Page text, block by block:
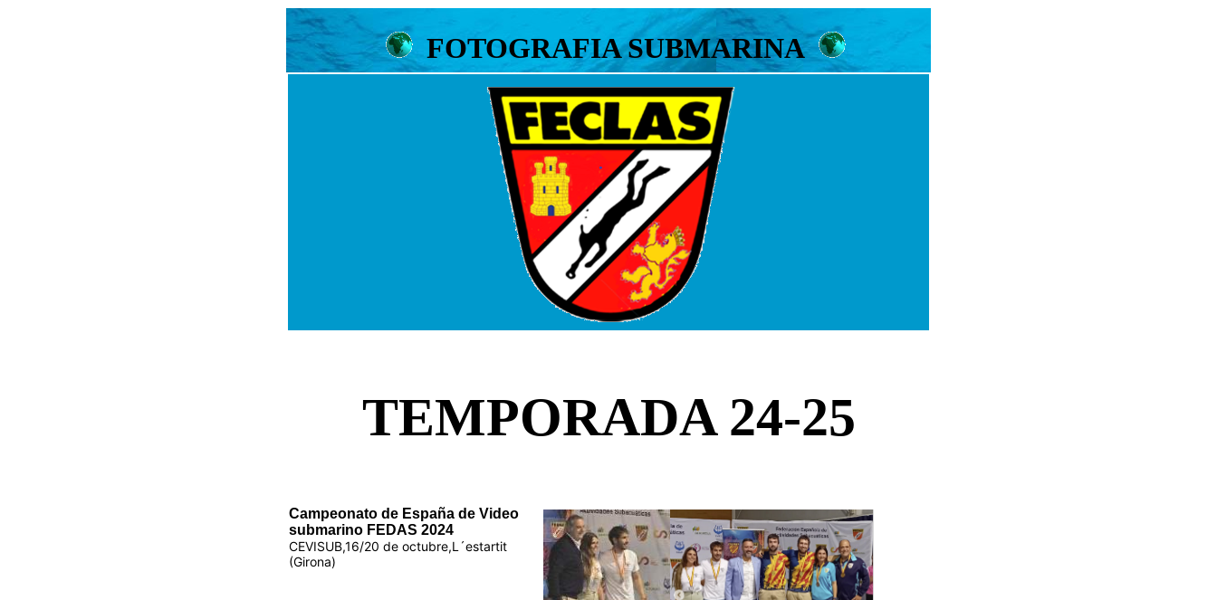
FOTOGRAFIA SUBMARINA
TEMPORADA 24-25
Campeonato de España de Video
submarino FEDAS 2024
CEVISUB,16/20 de octubre,L´estartit
(Girona)